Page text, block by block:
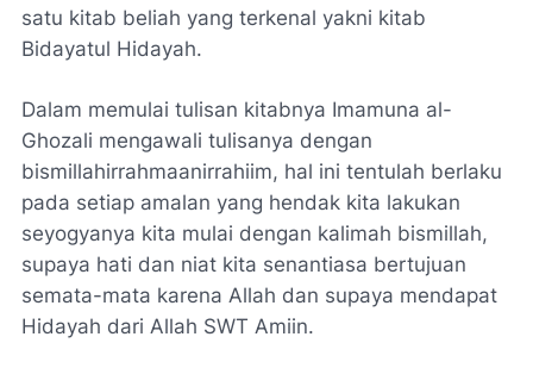
satu kitab beliah yang terkenal yakni kitab
Bidayatul Hidayah.
Dalam memulai tulisan kitabnya Imamuna al-
Ghozali mengawali tulisanya dengan
bismillahirrahmaanirrahiim, hal ini tentulah berlaku
pada setiap amalan yang hendak kita lakukan
seyogyanya kita mulai dengan kalimah bismillah,
supaya hati dan niat kita senantiasa bertujuan
semata-mata karena Allah dan supaya mendapat
Hidayah dari Allah SWT Amiin.